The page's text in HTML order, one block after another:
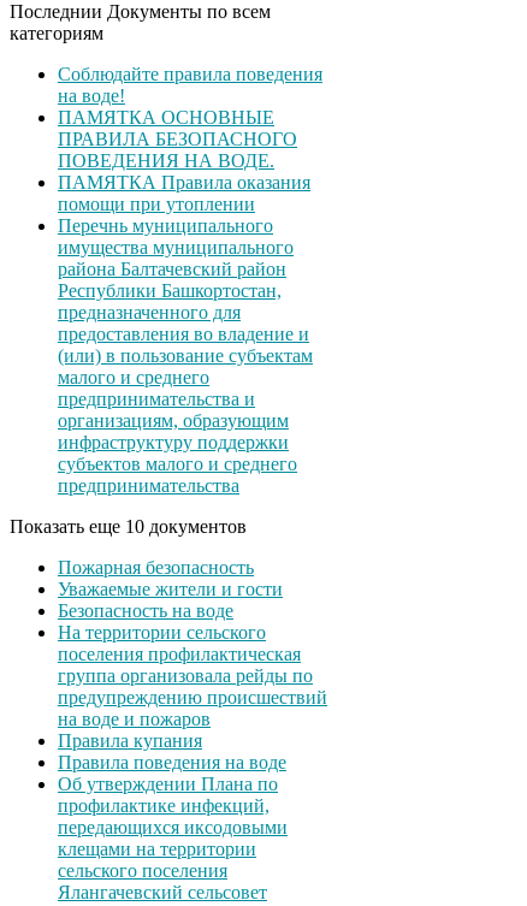
Последнии Документы по всем
категориям
Соблюдайте правила поведения
на воде!
ПАМЯТКА ОСНОВНЫЕ
ПРАВИЛА БЕЗОПАСНОГО
ПОВЕДЕНИЯ НА ВОДЕ.
ПАМЯТКА Правила оказания
помощи при утоплении
Перечнь муниципального
имущества муниципального
района Балтачевский район
Республики Башкортостан,
предназначенного для
предоставления во владение и
(или) в пользование субъектам
малого и среднего
предпринимательства и
организациям, образующим
инфраструктуру поддержки
субъектов малого и среднего
предпринимательства
Показать еще 10 документов
Пожарная безопасность
Уважаемые жители и гости
Безопасность на воде
На территории сельского
поселения профилактическая
группа организовала рейды по
предупреждению происшествий
на воде и пожаров
Правила купания
Правила поведения на воде
Об утверждении Плана по
профилактике инфекций,
передающихся иксодовыми
клещами на территории
сельского поселения
Ялангачевский сельсовет